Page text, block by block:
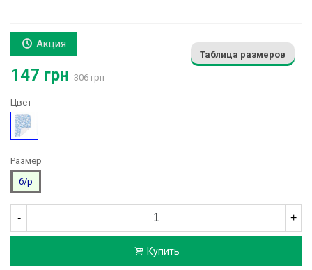
Акция
147 грн 306 грн
Таблица размеров
Цвет
Голубой
Размер
б/р
- +
Купить